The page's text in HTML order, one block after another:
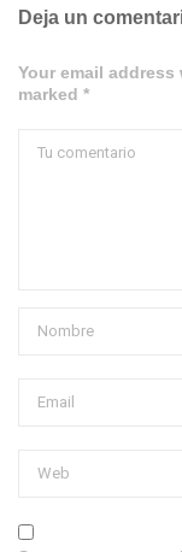
Deja un
Your email
marked *